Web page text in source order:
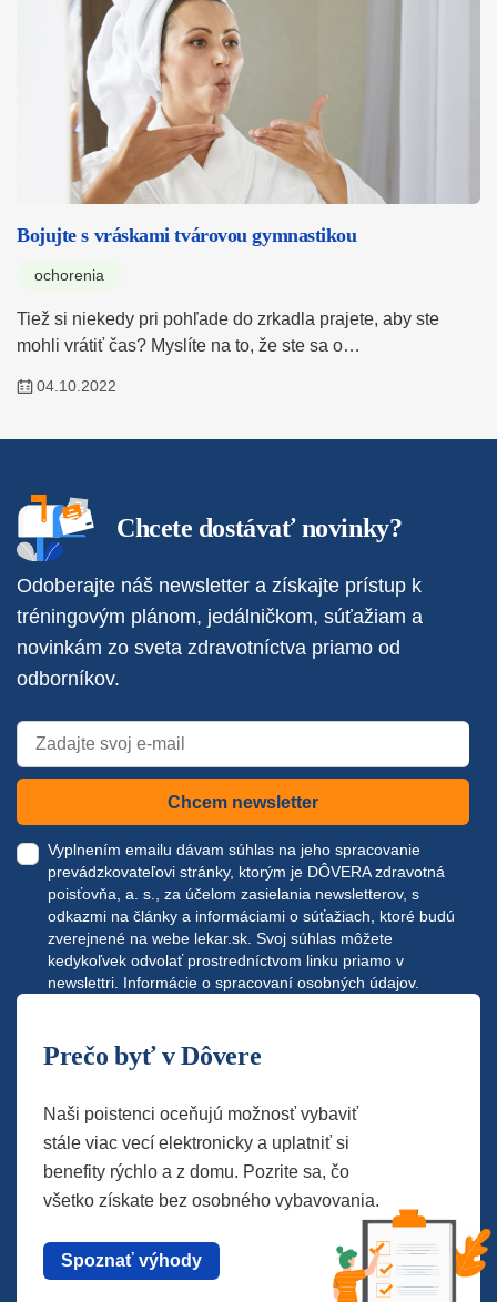
Bojujte s vráskami tvárovou gymnastikou
ochorenia
Tiež si niekedy pri pohľade do zrkadla prajete, aby ste
mohli vrátiť čas? Myslíte na to, že ste sa o…
04.10.2022
Chcete dostávať novinky?
Odoberajte náš newsletter a získajte prístup k
tréningovým plánom, jedálničkom, súťažiam a
novinkám zo sveta zdravotníctva priamo od
odborníkov.
Chcem newsletter
Vyplnením emailu dávam súhlas na jeho spracovanie
prevádzkovateľovi stránky, ktorým je DÔVERA zdravotná
poisťovňa, a. s., za účelom zasielania newsletterov, s
odkazmi na články a informáciami o súťažiach, ktoré budú
zverejnené na webe lekar.sk. Svoj súhlas môžete
kedykoľvek odvolať prostredníctvom linku priamo v
newslettri. Informácie o spracovaní osobných údajov.
Prečo byť v Dôvere
Naši poistenci oceňujú možnosť vybaviť
stále viac vecí elektronicky a uplatniť si
benefity rýchlo a z domu. Pozrite sa, čo
všetko získate bez osobného vybavovania.
Spoznať výhody